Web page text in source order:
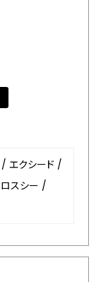
/ エクシード /
スシー /